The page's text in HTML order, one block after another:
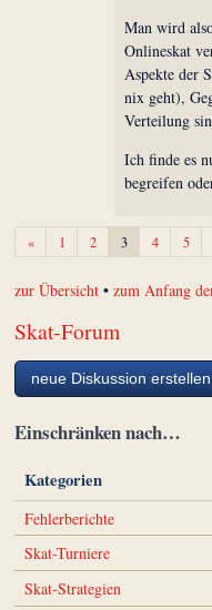
Man wird
Onlineskat
Aspekte der
nix geht),
Verteilung
Ich finde es
begreifen
«Zurück1 2 3 4 5
zur Übersicht •zum Anfang
Skat-Forum
neue Diskussion erstellen
Einschränken nach…
Kategorien
Fehlerberichte
Skat-Turniere
Skat-Strategien